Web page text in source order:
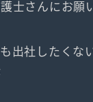
士さんにお願
出社したくな